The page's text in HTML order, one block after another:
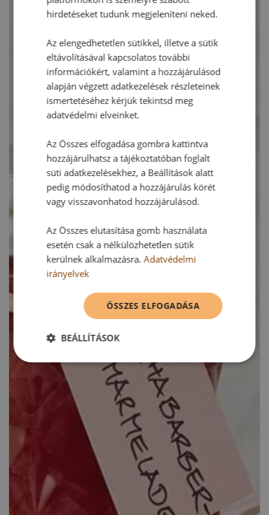
hirdetéseket tudunk megjeleníteni neked.
Az elengedhetetlen sütikkel, illetve a sütik
eltávolításával kapcsolatos további
információkért, valamint a hozzájárulásod
alapján végzett adatkezelések részleteinek
ismertetéséhez kérjük tekintsd meg
adatvédelmi elveinket.
Az Összes elfogadása gombra kattintva
hozzájárulhatsz a tájékoztatóban foglalt
süti adatkezelésekhez, a Beállítások alatt
pedig módosíthatod a hozzájárulás körét
vagy visszavonhatod hozzájárulásod.
Az Összes elutasítása gomb használata
esetén csak a nélkülözhetetlen sütik
kerülnek alkalmazásra.Adatvédelmi
irányelvek
ÖSSZES ELFOGADÁSA
BEÁLLÍTÁSOK